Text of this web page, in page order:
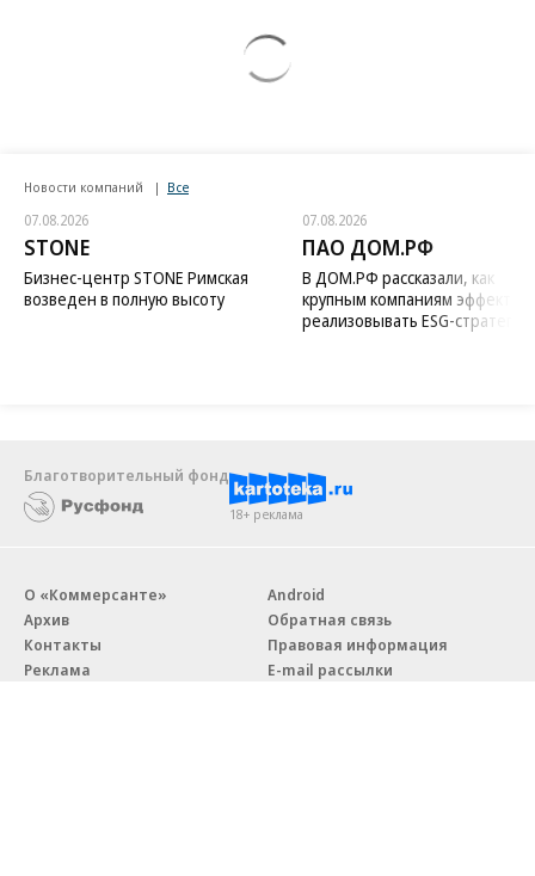
Новости компаний Все
07.08.2026
STONE
Бизнес-центр STONE Римская
возведен в полную высоту
07.08.2026
ПАО ДОМ.РФ
В ДОМ.РФ рассказали, как
крупным компаниям
реализовывать ESG-стратегию
Благотворительный фонд
18+ реклама
О «Коммерсанте»
Архив
Контакты
Реклама
Android
Обратная связь
Правовая информация
E-mail рассылки